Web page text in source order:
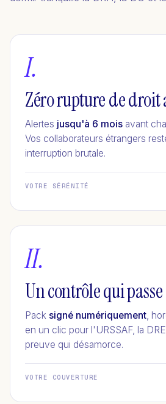
I.
Zéro rupture de
Alertes jusqu'à 6 mois avant
Vos collaborateurs étrangers
interruption brutale.
VOTRE SÉRÉNITÉ
II.
Un contrôle qui passe
Pack signé numériquement,
en un clic pour l'URSSAF, la
preuve qui désamorce.
VOTRE COUVERTURE